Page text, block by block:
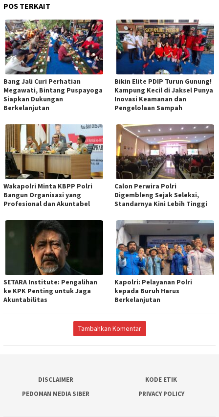
POS TERKAIT
Bang Jali Curi Perhatian
Megawati, Bintang Puspayoga
Siapkan Dukungan
Berkelanjutan
Bikin Elite PDIP Turun Gunung!
Kampung Kecil di Jaksel Punya
Inovasi Keamanan dan
Pengelolaan Sampah
Wakapolri Minta KBPP Polri
Bangun Organisasi yang
Profesional dan Akuntabel
Calon Perwira Polri
Digembleng Sejak Seleksi,
Standarnya Kini Lebih Tinggi
SETARA Institute: Pengalihan
ke KPK Penting untuk Jaga
Akuntabilitas
Kapolri: Pelayanan Polri
kepada Buruh Harus
Berkelanjutan
Tambahkan Komentar
DISCLAIMER
KODE ETIK
PEDOMAN MEDIA SIBER
PRIVACY POLICY